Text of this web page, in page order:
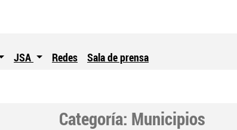
JSA Redes Sala de prensa
Categoría: Municipios